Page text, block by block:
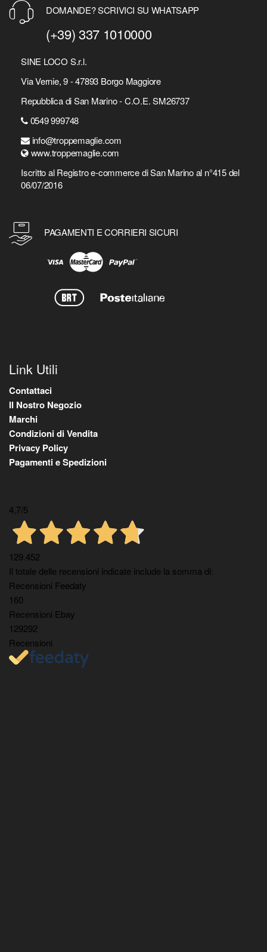
DOMANDE? SCRIVICI SU WHATSAPP
(+39) 337 1010000
SINE LOCO S.r.l.
Via Vernie, 9 - 47893 Borgo Maggiore
Repubblica di San Marino - C.O.E. SM26737
0549 999748
info@troppemaglie.com
www.troppemaglie.com
Iscritto al Registro e-commerce di San Marino al n°415 del
06/07/2016
PAGAMENTI E CORRIERI SICURI
Link Utili
Contattaci
Il Nostro Negozio
Marchi
Condizioni di Vendita
Privacy Policy
Pagamenti e Spedizioni
4,7/5
129.452
Il totale delle recensioni indicate include la somma di:
Recensioni Feedaty
160
Recensioni Ebay
129292
Recensioni